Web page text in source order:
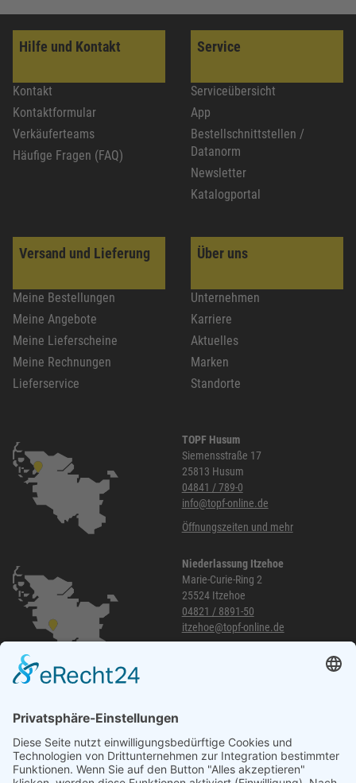
Hilfe und Kontakt
Kontakt
Kontaktformular
Verkäuferteams
Häufige Fragen (FAQ)
Service
Serviceübersicht
App
Bestellschnittstellen /
Datanorm
Newsletter
Katalogportal
Versand und Lieferung
Meine Bestellungen
Meine Angebote
Meine Lieferscheine
Meine Rechnungen
Lieferservice
Über uns
Unternehmen
Karriere
Aktuelles
Marken
Standorte
TOPF Husum
Siemensstraße 17
25813 Husum
04841 / 789-0
info@topf-online.de
Öffnungszeiten und mehr
Niederlassung Itzehoe
Marie-Curie-Ring 2
25524 Itzehoe
04821 / 8891-50
itzehoe@topf-online.de
040 / 21 04 04 04-04
glinde@topf-online.de
Öffnungszeiten und mehr